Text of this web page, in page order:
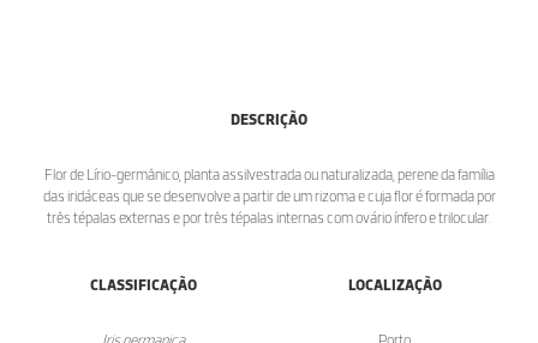
DESCRIÇÃO
Flor de Lírio-germânico, planta assilvestrada ou naturalizada, perene da família
das iridáceas que se desenvolve a partir de um rizoma e cuja flor é formada por
três tépalas externas e por três tépalas internas com ovário ínfero e trilocular.
CLASSIFICAÇÃO LOCALIZAÇÃO